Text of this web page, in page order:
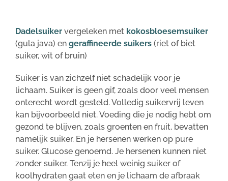
Dadelsuiker vergeleken met kokosbloesemsuiker
(gula java) en geraffineerde suikers (riet of biet
suiker, wit of bruin)
Suiker is van zichzelf niet schadelijk voor je
lichaam. Suiker is geen gif, zoals door veel mensen
onterecht wordt gesteld. Volledig suikervrij leven
kan bijvoorbeeld niet. Voeding die je nodig hebt om
gezond te blijven, zoals groenten en fruit, bevatten
namelijk suiker. En je hersenen werken op pure
suiker. Glucose genoemd. Je hersenen kunnen niet
zonder suiker. Tenzij je heel weinig suiker of
koolhydraten gaat eten en je lichaam de afbraak